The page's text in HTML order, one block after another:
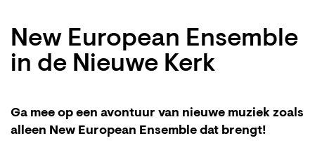
New European Ensemble
in de Nieuwe Kerk
Ga mee op een avontuur van nieuwe muziek zoals
alleen New European Ensemble dat brengt!